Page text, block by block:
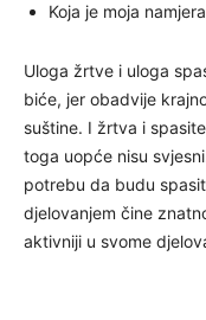
Koja je moja
Uloga žrtve i uloga
biće, jer obadvije
suštine. I žrtva i
toga uopće nisu
potrebu da budu
djelovanjem čine
aktivniji u svome